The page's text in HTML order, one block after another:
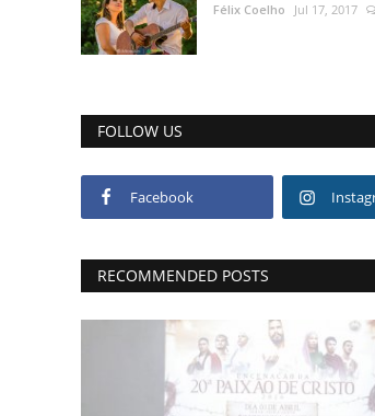
Félix Coelho Jul 17, 2017
FOLLOW US
Facebook
RECOMMENDED POSTS